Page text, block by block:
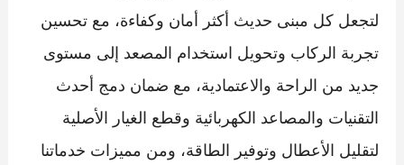
لتجعل كل مبنى حديث أكثر أمان وكفاءة، مع تحسين
تجربة الركاب وتحويل استخدام المصعد إلى مستوى
جديد من الراحة والاعتمادية، مع ضمان دمج أحدث
التقنيات والمصاعد الكهربائية وقطع الغيار الأصلية
لتقليل الأعطال وتوفير الطاقة، ومن مميزات خدماتنا